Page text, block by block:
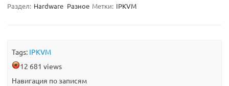
Раздел: Hardware Разное Метки: IPKVM
Tags: IPKVM
12 681 views
Навигация по записям